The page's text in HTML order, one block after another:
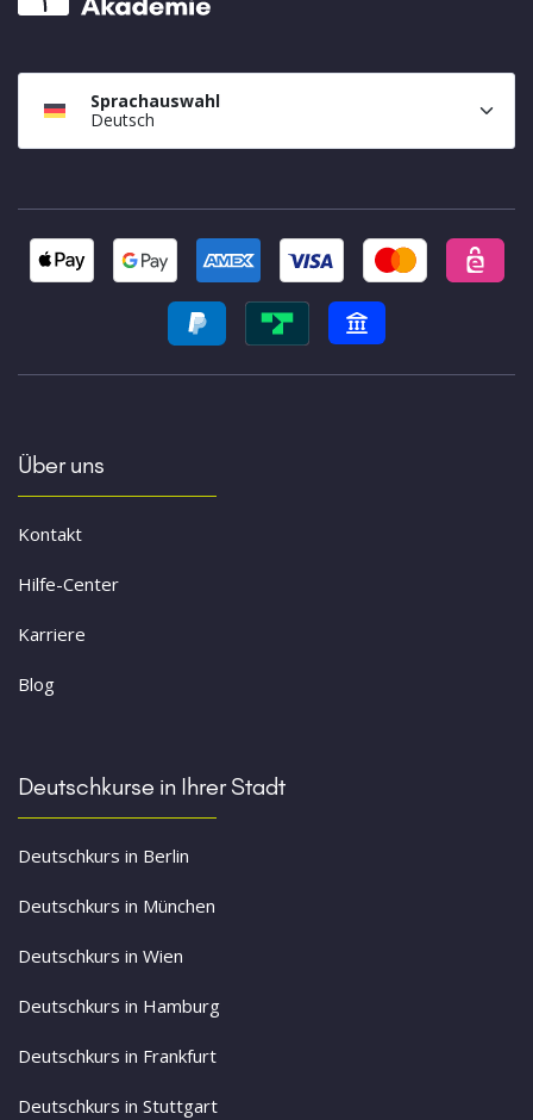
Sprachauswahl
Deutsch
Über uns
Kontakt
Hilfe-Center
Karriere
Blog
Deutschkurse in Ihrer Stadt
Deutschkurs in Berlin
Deutschkurs in München
Deutschkurs in Wien
Deutschkurs in Hamburg
Deutschkurs in Frankfurt
Deutschkurs in Stuttgart